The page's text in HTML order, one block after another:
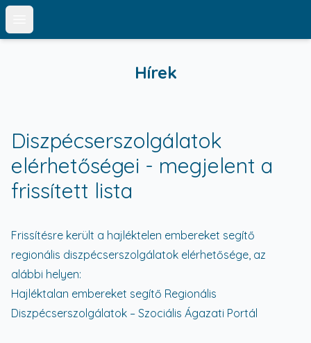
Open main menu
Hírek
Diszpécserszolgálatok
elérhetőségei - megjelent a
frissített lista
Frissítésre került a hajléktelen embereket segítő
regionális diszpécserszolgálatok elérhetősége, az
alábbi helyen:
Hajléktalan embereket segítő Regionális
Diszpécserszolgálatok – Szociális Ágazati Portál